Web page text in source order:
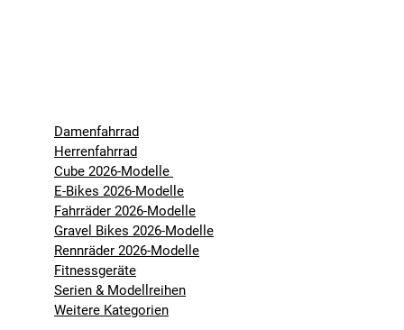
Damenfahrrad
Herrenfahrrad
Cube 2026-Modelle
E-Bikes 2026-Modelle
Fahrräder 2026-Modelle
Gravel Bikes 2026-Modelle
Rennräder 2026-Modelle
Fitnessgeräte
Serien & Modellreihen
Weitere Kategorien